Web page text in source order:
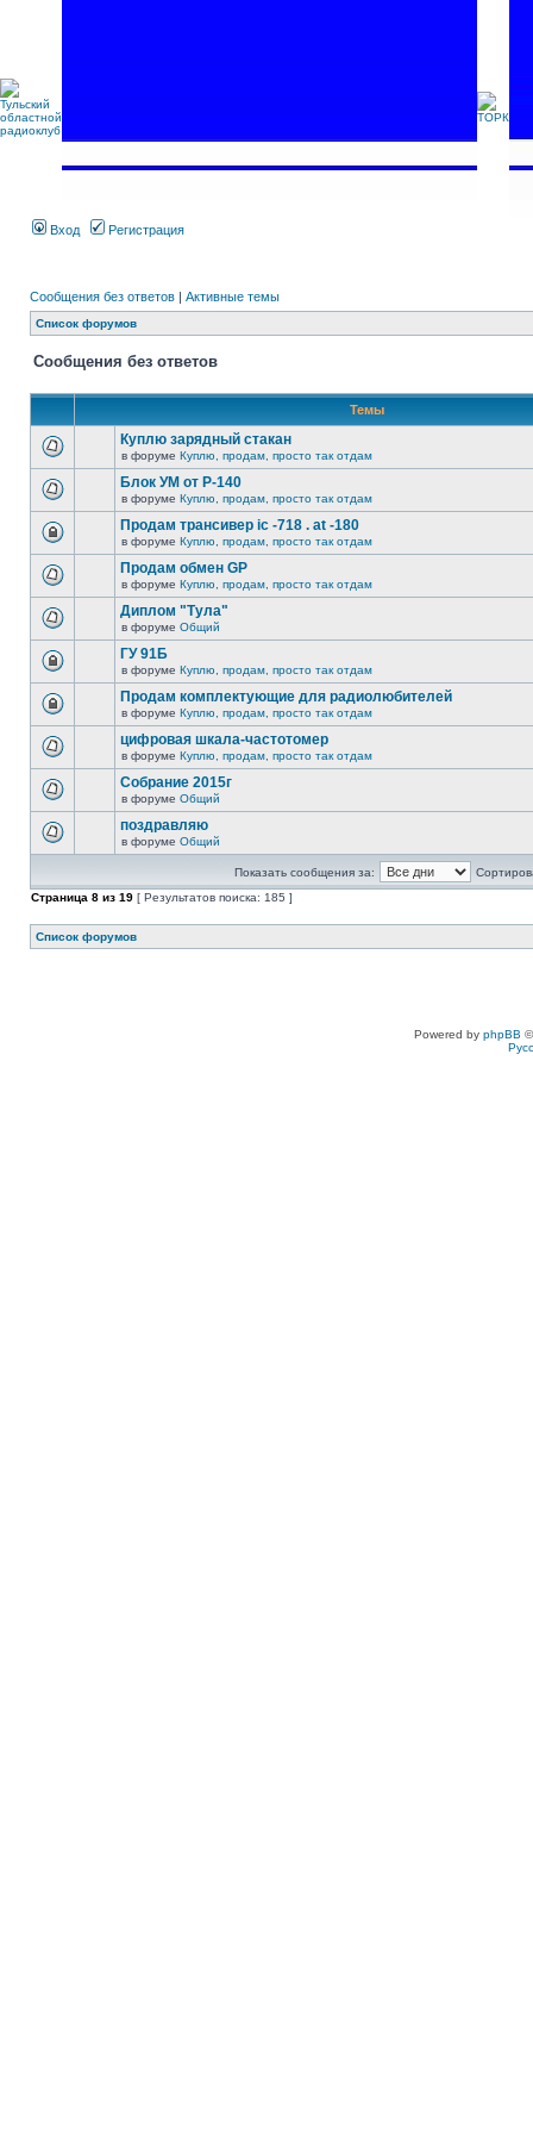
Вход Регистрация
Сообщения без ответов | Активные темы
Список форумов
Сообщения без ответов
Темы
Куплю зарядный стакан
в форуме Куплю, продам, просто так отдам
Блок УМ от Р-140
в форуме Куплю, продам, просто так отдам
Продам трансивер ic -718 . at -180
в форуме Куплю, продам, просто так отдам
Продам обмен GP
в форуме Куплю, продам, просто так отдам
Диплом "Тула"
в форуме Общий
ГУ 91Б
в форуме Куплю, продам, просто так отдам
Продам комплектующие для радиолюбителей
в форуме Куплю, продам, просто так отдам
цифровая шкала-частотомер
в форуме Куплю, продам, просто так отдам
Собрание 2015г
в форуме Общий
поздравляю
в форуме Общий
Показать сообщения за:
Страница 8 из 19 [ Результатов поиска: 185 ]
Список форумов
Powered by phpBB